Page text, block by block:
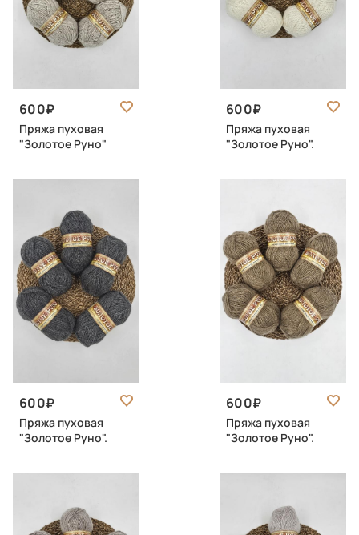
600
Пряжа пуховая
"Золотое Руно"
600
Пряжа пуховая
"Золотое Руно".
600
Пряжа пуховая
"Золотое Руно".
600
Пряжа пуховая
"Золотое Руно".